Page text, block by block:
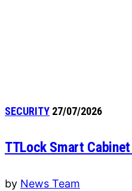
SECURITY 27/07/2026
TTLock Smart
by News Team